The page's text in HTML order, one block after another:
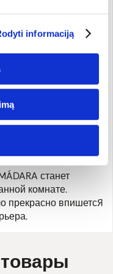
informaciją
удаляет
и питает кожу.
подарок
Подарив
и подарите
близким.
станет
комнате.
прекрасно впишется